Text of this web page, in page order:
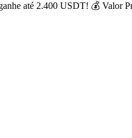
até 2.400 USDT! 💰 Valor